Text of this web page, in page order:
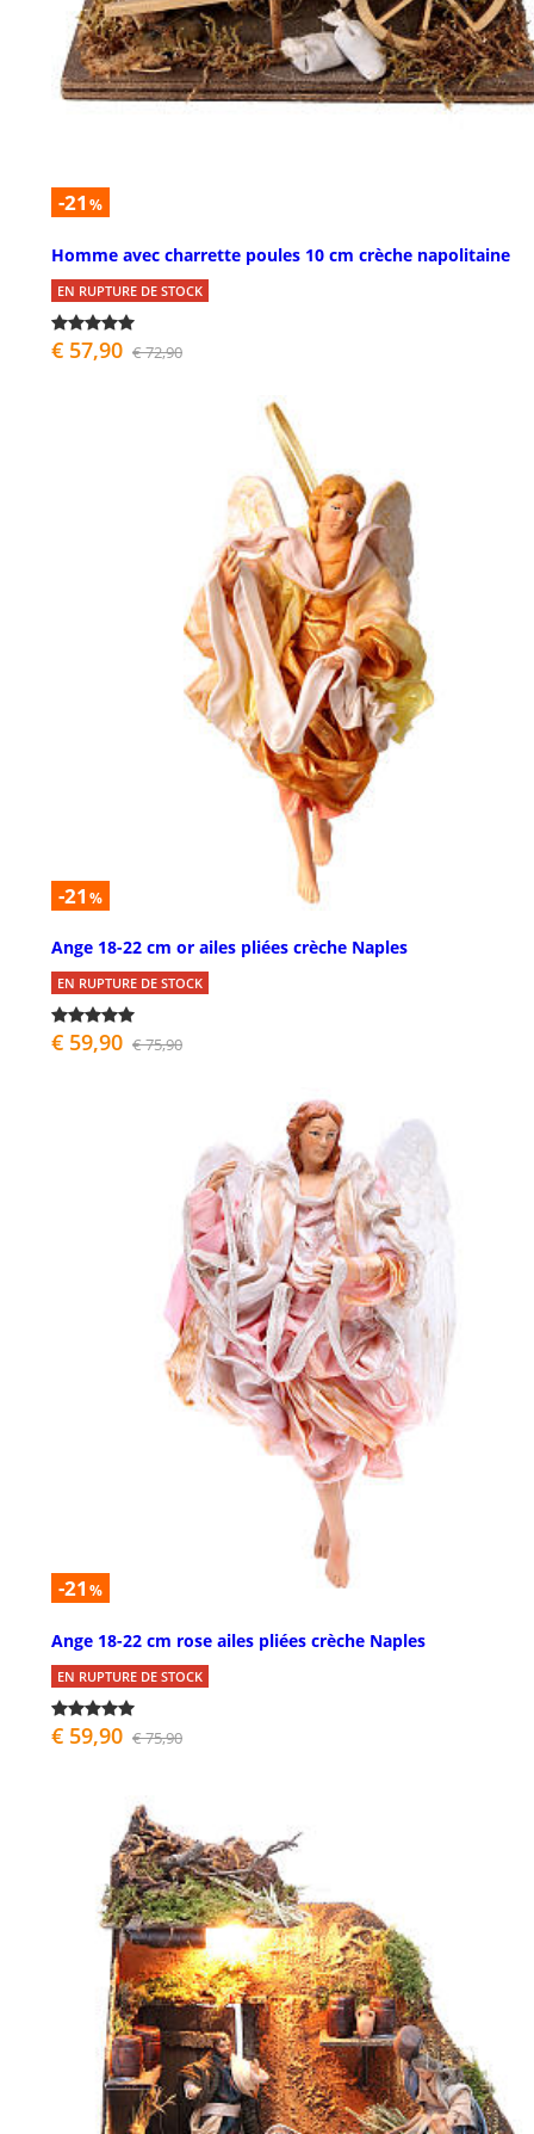
-21 %
Homme avec charrette poules 10 cm crèche napolitaine
EN RUPTURE DE STOCK
€ 57,90 € 72,90
-21 %
Ange 18-22 cm or ailes pliées crèche Naples
EN RUPTURE DE STOCK
€ 59,90 € 75,90
-21 %
Ange 18-22 cm rose ailes pliées crèche Naples
EN RUPTURE DE STOCK
€ 59,90 € 75,90